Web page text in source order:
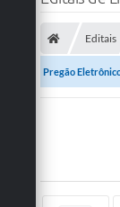
Editais
Pregão